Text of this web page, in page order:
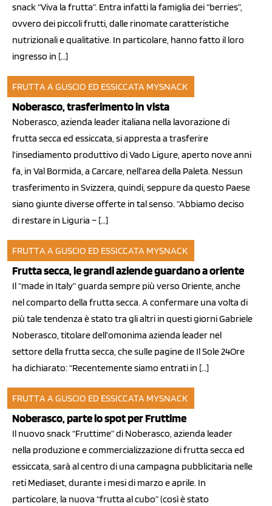
snack “Viva la frutta”. Entra infatti la famiglia dei “berries”,
ovvero dei piccoli frutti, dalle rinomate caratteristiche
nutrizionali e qualitative. In particolare, hanno fatto il loro
ingresso in […]
FRUTTA A GUSCIO ED ESSICCATA MYSNACK
14 lug 2013
Noberasco, trasferimento in vista
Noberasco, azienda leader italiana nella lavorazione di
frutta secca ed essiccata, si appresta a trasferire
l’insediamento produttivo di Vado Ligure, aperto nove anni
fa, in Val Bormida, a Carcare, nell’area della Paleta. Nessun
trasferimento in Svizzera, quindi, seppure da questo Paese
siano giunte diverse offerte in tal senso. “Abbiamo deciso
di restare in Liguria – […]
FRUTTA A GUSCIO ED ESSICCATA MYSNACK
04 giu 2013
Frutta secca, le grandi aziende guardano a oriente
Il “made in Italy” guarda sempre più verso Oriente, anche
nel comparto della frutta secca. A confermare una volta di
più tale tendenza è stato tra gli altri in questi giorni Gabriele
Noberasco, titolare dell’omonima azienda leader nel
settore della frutta secca, che sulle pagine de Il Sole 24Ore
ha dichiarato: “Recentemente siamo entrati in […]
FRUTTA A GUSCIO ED ESSICCATA MYSNACK
14 mar 2013
Noberasco, parte lo spot per Fruttime
Il nuovo snack “Fruttime” di Noberasco, azienda leader
nella produzione e commercializzazione di frutta secca ed
essiccata, sarà al centro di una campagna pubblicitaria nelle
reti Mediaset, durante i mesi di marzo e aprile. In
particolare, la nuova “frutta al cubo” (così è stato